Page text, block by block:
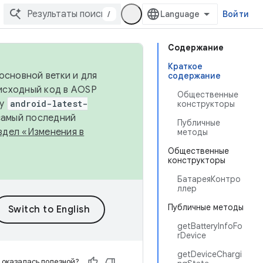
/ Войти
Содержание
Краткое
содержание
Общественные
конструкторы
Публичные
методы
Общественные
конструкторы
БатареяКонтро
ллер
Публичные методы
getBatteryInfoFo
rDevice
getDeviceChargi
ветки и для
код в AOSP
android-latest-
последний
«Изменения в